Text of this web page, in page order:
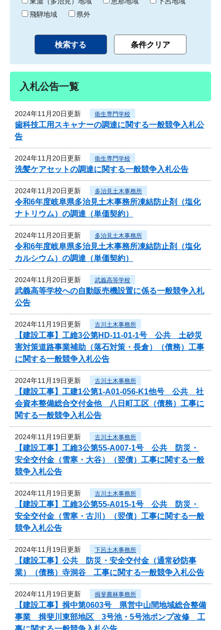
飛騨地域
県外
入札公告一覧
2024年11月20日更新 衛生専門学校
歯科技工用スキャナーの調達に関する一般競争入札公
告
2024年11月20日更新 衛生専門学校
洗髪ケアセットの調達に関する一般競争入札公告
2024年11月20日更新 多治見土木事務所
令和6年度岐阜県多治見土木事務所凍結防止剤（塩化
ナトリウム）の調達（単価契約）
2024年11月20日更新 多治見土木事務所
令和6年度岐阜県多治見土木事務所凍結防止剤（塩化
カルシウム）の調達（単価契約）
2024年11月20日更新 武義高等学校
武義高等学校への自動販売機設置に係る一般競争入札
公告
2024年11月19日更新 古川土木事務所
【建設工事】工維3公第HD-11-01-1号 公共 土砂災
害対策道路事業補助（落石対策・長倉）（債務）工事
に関する一般競争入札公告
2024年11月19日更新 古川土木事務所
【建設工事】工建1公第1-A01-056-K1他号 公共 社
会資本整備総合交付金他 八日町工区（債務）工事に
関する一般競争入札公告
2024年11月19日更新 古川土木事務所
【建設工事】工維3公第55-A007-1号 公共 防災・
安全交付金（雪寒・大谷）（翌債）工事に関する一般
競争入札公告
2024年11月19日更新 古川土木事務所
【建設工事】工維3公第55-A015-1号 公共 防災・
安全交付金（雪寒・古川）（翌債）工事に関する一般
競争入札公告
2024年11月19日更新 下呂土木事務所
【建設工事】公共 防災・安全交付金（通常砂防事
業）（債務）寺洞谷 工事に関する一般競争入札公告
2024年11月19日更新 揖斐農林事務所
【建設工事】揖中第0603号 県営中山間地域総合整備
事業 揖斐川東部地区 3号池・5号池ポンプ改修 工